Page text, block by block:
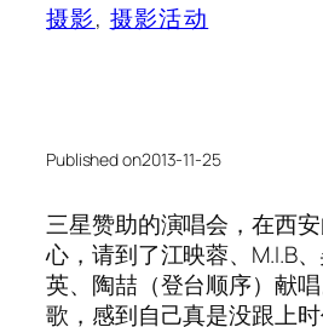
摄影, 摄影活动
Published on2013-11-25
三星赞助的演唱会，在西
心，请到了江映蓉、M.I.B
英、陶喆（登台顺序）献
歌，感到自己真是没跟上时